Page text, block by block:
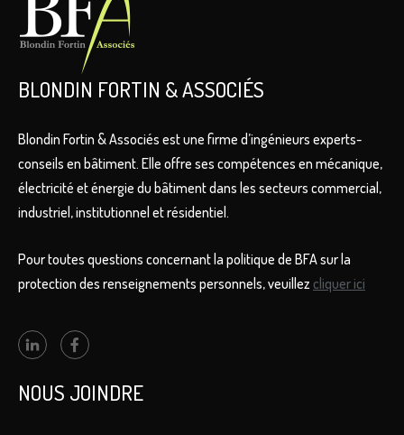
BLONDIN FORTIN & ASSOCIÉS
Blondin Fortin & Associés est une firme d’ingénieurs experts-
conseils en bâtiment. Elle offre ses compétences en mécanique,
électricité et énergie du bâtiment dans les secteurs commercial,
industriel, institutionnel et résidentiel.
Pour toutes questions concernant la politique de BFA sur la
protection des renseignements personnels, veuillez cliquer ici
NOUS JOINDRE